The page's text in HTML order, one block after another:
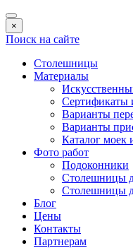
×
Поиск на сайте
Столешницы
Материалы
Сертификаты
Варианты
Варианты
Каталог моек
Фото работ
Подоконники
Столешницы
Столешницы
Блог
Цены
Контакты
Партнерам